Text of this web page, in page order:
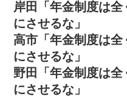
岸田「年金制度は
にさせるな」
高市「年金制度は
にさせるな」
野田「年金制度は
にさせるな」